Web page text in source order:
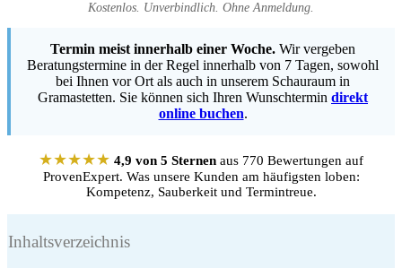
Kostenlos. Unverbindlich. Ohne Anmeldung.
Termin meist innerhalb einer Woche. Wir vergeben
Beratungstermine in der Regel innerhalb von 7 Tagen, sowohl
bei Ihnen vor Ort als auch in unserem Schauraum in
Gramastetten. Sie können sich Ihren Wunschtermin direkt
online buchen.
★★★★★ 4,9 von 5 Sternen aus 770 Bewertungen auf
ProvenExpert. Was unsere Kunden am häufigsten loben:
Kompetenz, Sauberkeit und Termintreue.
Inhaltsverzeichnis